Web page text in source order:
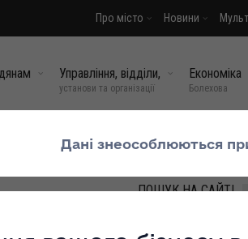
Про місто Новини
Управління, відділи,
установи та організації
Економіка
Болехова
МИ У СОЦМЕРЕЖАХ
ПОШУК НА САЙТІ